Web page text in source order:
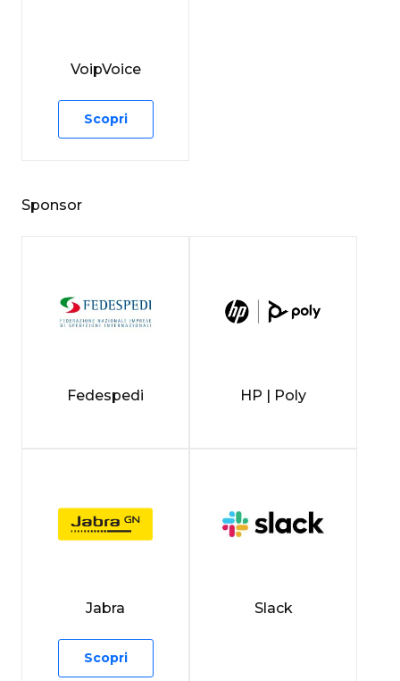
VoipVoice
Scopri
Sponsor
Fedespedi HP | Poly
Jabra
Scopri
Slack